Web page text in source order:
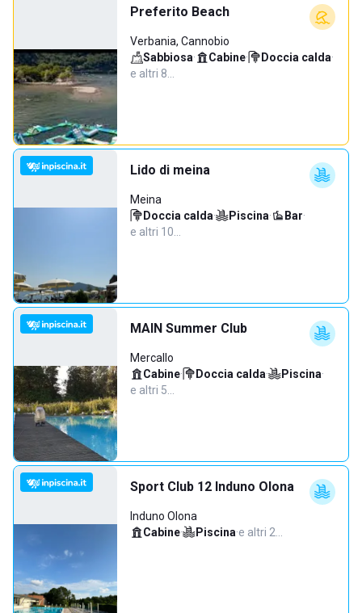
Preferito Beach
Verbania, Cannobio
Sabbiosa· Cabine· Doccia calda·
e altri 8…
Lido di meina
Meina
Doccia calda· Piscina· Bar·
e altri 10…
MAIN Summer Club
Mercallo
Cabine· Doccia calda· Piscina·
e altri 5…
Sport Club 12 Induno Olona
Induno Olona
Cabine· Piscina·e altri 2…